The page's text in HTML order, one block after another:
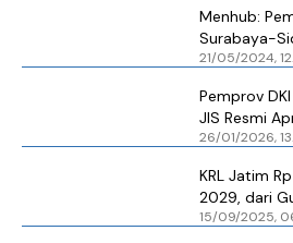
Menhub:
Surabaya-
Studi
21/05/2024,
Pemprov
JIS Resmi
Kabar
26/01/2026,
KRL Jatim
2029, dari
Makin
15/09/2025,